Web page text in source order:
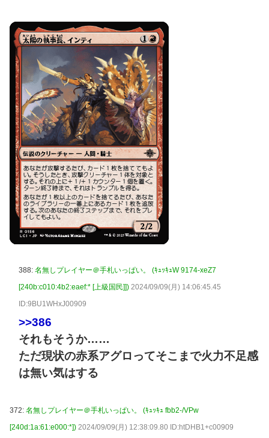
388: 名無しプレイヤー＠手札いっぱい。 (ｷｭｯｷｭW 9174-xeZ7
[240b:c010:4b2:eaef:* [上級国民]]) 2024/09/09(月) 14:06:45.45
ID:9BU1WHxJ00909
>>386
それもそうか……
ただ現状の赤系アグロってそこまで火力不足感
は無い気はする
372: 名無しプレイヤー＠手札いっぱい。 (ｷｭｯｷｭ fbb2-/VPw
[240d:1a:61:e000:*]) 2024/09/09(月) 12:38:09.80 ID:htDHB1+c00909